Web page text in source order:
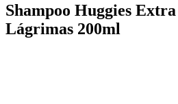
Shampoo Huggies
Lágrimas 200ml